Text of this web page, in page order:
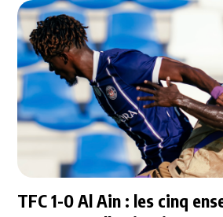
TFC 1-0 Al Ain : les cinq